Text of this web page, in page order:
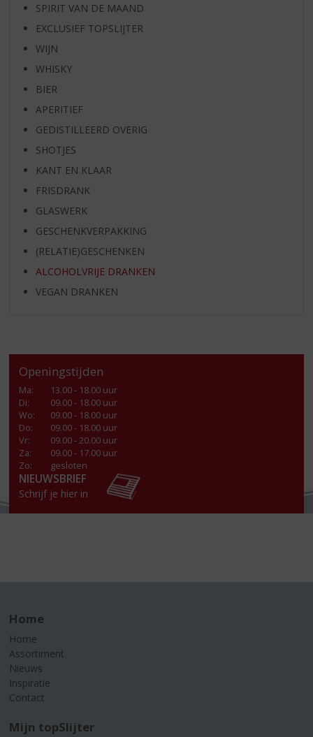
SPIRIT VAN DE MAAND
EXCLUSIEF TOPSLIJTER
WIJN
WHISKY
BIER
APERITIEF
GEDISTILLEERD OVERIG
SHOTJES
KANT EN KLAAR
FRISDRANK
GLASWERK
GESCHENKVERPAKKING
(RELATIE)GESCHENKEN
ALCOHOLVRIJE DRANKEN
VEGAN DRANKEN
Openingstijden
Ma:
13.00 - 18.00 uur
Di:
09.00 - 18.00 uur
Wo:
09.00 - 18.00 uur
Do:
09.00 - 18.00 uur
Vr:
09.00 - 20.00 uur
Za:
09.00 - 17.00 uur
Zo:
gesloten
NIEUWSBRIEF
Schrijf je hier in
Home
Home
Assortiment
Nieuws
Inspiratie
Contact
Mijn topSlijter